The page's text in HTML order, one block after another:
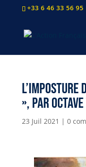
+33 6 46 33 56 95
L’IMPOSTURE
», par
23 Juil 2021 | 0